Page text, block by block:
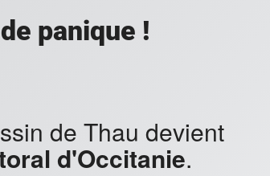
panique !
de Thau devient
d'Occitanie.